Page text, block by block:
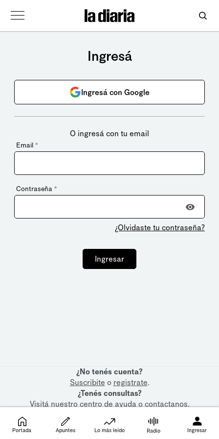
Ingresá
Ingresá con Google
O ingresá con tu email
Email *
Contraseña *
¿Olvidaste tu contraseña?
Ingresar
¿No tenés cuenta?
Suscribite o registrate.
¿Tenés consultas?
Visitá nuestrocentro de ayudaocontactanos.
Portada Apuntes Lo más leído Radio Ingresar